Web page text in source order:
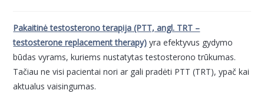
Pakaitinė testosterono terapija (PTT, angl. TRT –
testosterone replacement therapy) yra efektyvus gydymo
būdas vyrams, kuriems nustatytas testosterono trūkumas.
Tačiau ne visi pacientai nori ar gali pradėti PTT (TRT), ypač kai
aktualus vaisingumas.